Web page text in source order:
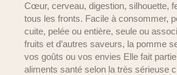
Cœur, cerveau, digestion, silhouette,
tous les fronts. Facile à consommer,
cuite, pelée ou entière, seule ou
fruits et d’autres saveurs, la pomme
vos goûts ou vos envies Elle fait
aliments santé selon la très sérieuse